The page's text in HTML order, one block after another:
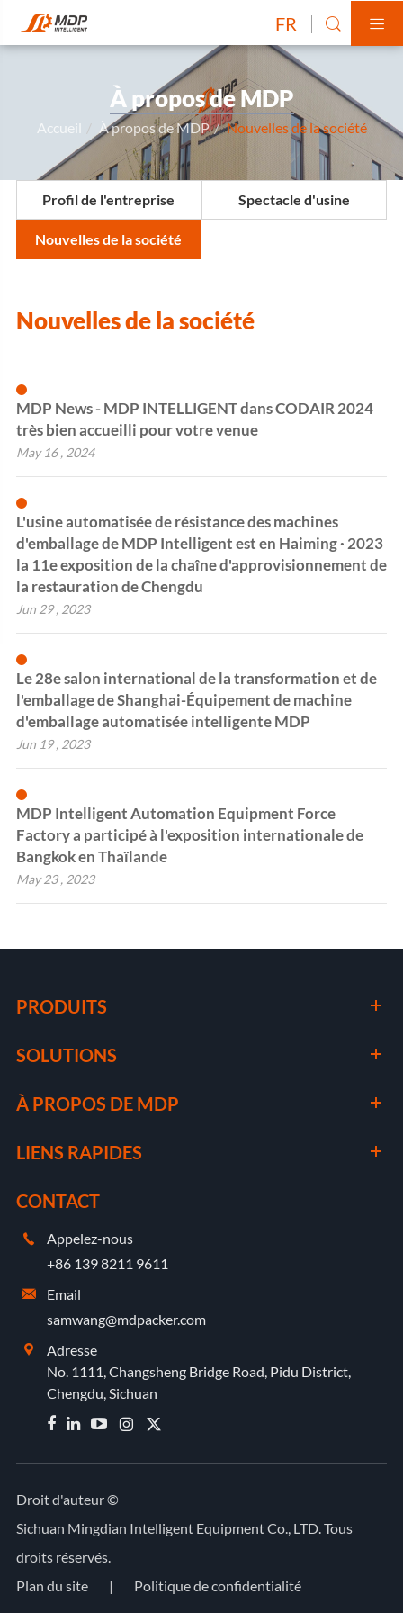
FR  
À propos de MDP
Accueil À propos de MDP Nouvelles de la société
Profil de l'entreprise Spectacle d'usine
Nouvelles de la société
Nouvelles de la société
MDP News - MDP INTELLIGENT dans CODAIR 2024
très bien accueilli pour votre venue
May 16 , 2024
L'usine automatisée de résistance des machines
d'emballage de MDP Intelligent est en Haiming · 2023
la 11e exposition de la chaîne d'approvisionnement de
la restauration de Chengdu
Jun 29 , 2023
Le 28e salon international de la transformation et de
l'emballage de Shanghai-Équipement de machine
d'emballage automatisée intelligente MDP
Jun 19 , 2023
MDP Intelligent Automation Equipment Force
Factory a participé à l'exposition internationale de
Bangkok en Thaïlande
May 23 , 2023
PRODUITS
SOLUTIONS
À PROPOS DE MDP
LIENS RAPIDES
CONTACT

Appelez-nous
+86 139 8211 9611

Email
samwang@mdpacker.com

Adresse
No. 1111, Changsheng Bridge Road, Pidu District,
Chengdu, Sichuan
 
Droit d'auteur ©
Sichuan Mingdian Intelligent Equipment Co., LTD.Tous
droits réservés.
Plan du site
| Politique de confidentialité